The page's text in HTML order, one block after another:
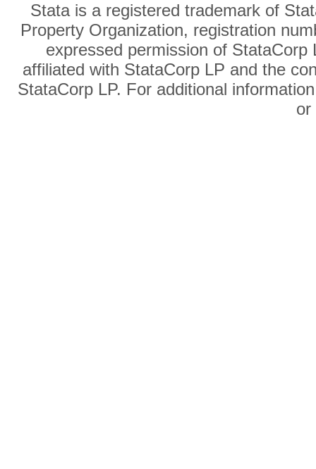
Stata is a registered trademark of
Property Organization, registration
expressed permission of
affiliated with StataCorp LP and the
StataCorp LP. For additional
or